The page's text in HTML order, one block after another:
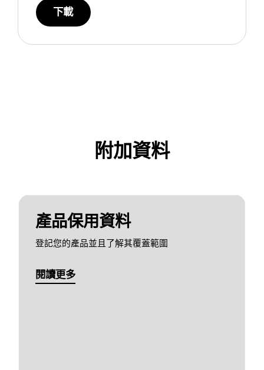
下載
附加資料
產品保用資料
登記您的產品並且了解其覆蓋範圍
閱讀更多